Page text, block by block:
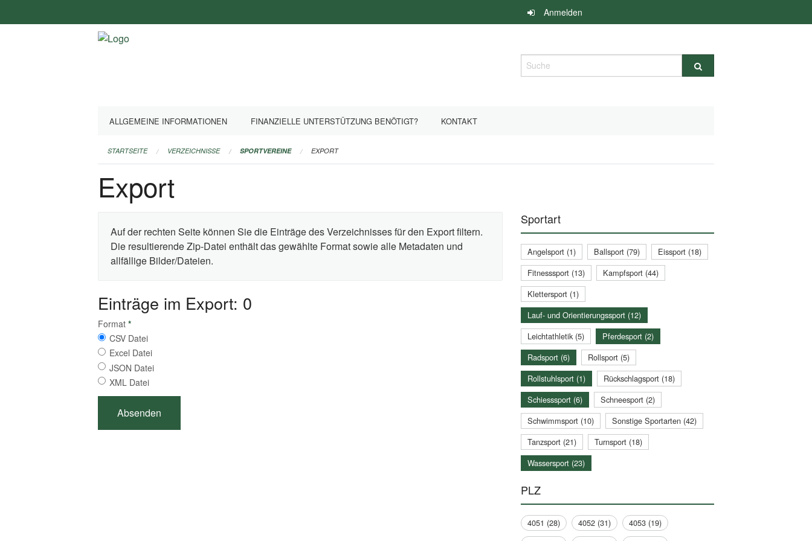
überspringen
Anmelden
Suche
ALLGEMEINE INFORMATIONEN FINANZIELLE UNTERSTÜTZUNG BENÖTIGT? KONTAKT
STARTSEITE VERZEICHNISSE SPORTVEREINE EXPORT
Export
Auf der rechten Seite können Sie die Einträge des Verzeichnisses für den Export filtern.
Die resultierende Zip-Datei enthält das gewählte Format sowie alle Metadaten und
allfällige Bilder/Dateien.
Einträge im Export: 0
Format *
CSV Datei
Excel Datei
JSON Datei
XML Datei
Sportart
Angelsport (1) Ballsport (79)
Eissport (18)
Fitnesssport (13)
Kampfsport (44)
Klettersport (1)
Lauf- und Orientierungssport (12)
Leichtathletik (5)
Pferdesport (2)
Radsport (6)
Rollsport (5)
Rollstuhlsport (1)
Rückschlagsport (18)
Schiesssport (6)
Schneesport (2)
Schwimmsport (10)
Sonstige Sportarten (42)
Tanzsport (21)
Turnsport (18)
Wassersport (23)
PLZ
4051 (28) 4052 (31)
4053 (19)